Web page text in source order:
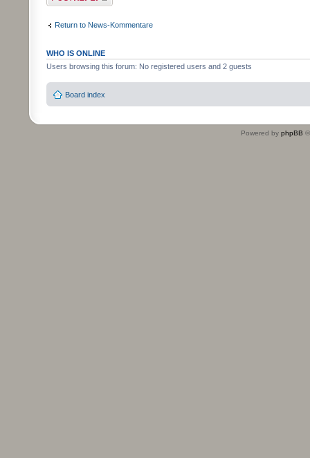
Return to News-Kommentare
WHO IS ONLINE
Users browsing this forum: No registered users and 2 guests
Board index
Powered by phpBB